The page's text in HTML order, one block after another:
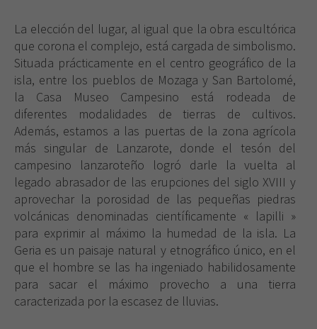
La elección del lugar, al igual que la obra escultórica
que corona el complejo, está cargada de simbolismo.
Situada prácticamente en el centro geográfico de la
isla, entre los pueblos de Mozaga y San Bartolomé,
la Casa Museo Campesino está rodeada de
diferentes modalidades de tierras de cultivos.
Además, estamos a las puertas de la zona agrícola
más singular de Lanzarote, donde el tesón del
campesino lanzaroteño logró darle la vuelta al
legado abrasador de las erupciones del siglo XVIII y
aprovechar la porosidad de las pequeñas piedras
volcánicas denominadas científicamente « lapilli »
para exprimir al máximo la humedad de la isla. La
Geria es un paisaje natural y etnográfico único, en el
que el hombre se las ha ingeniado habilidosamente
para sacar el máximo provecho a una tierra
caracterizada por la escasez de lluvias.